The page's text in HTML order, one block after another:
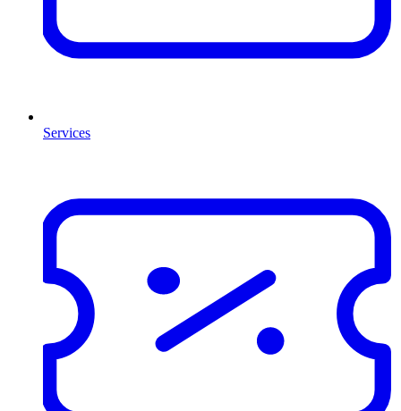
Services